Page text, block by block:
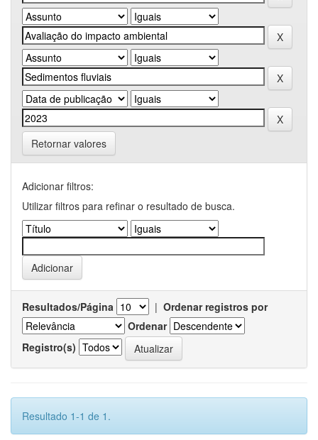
Retornar valores
Adicionar filtros:
Utilizar filtros para refinar o resultado de busca.
Resultados/Página | Ordenar registros por
Ordenar
Registro(s)
Resultado 1-1 de 1.